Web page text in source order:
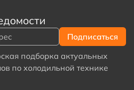
подборка актуальных
по холодильной технике